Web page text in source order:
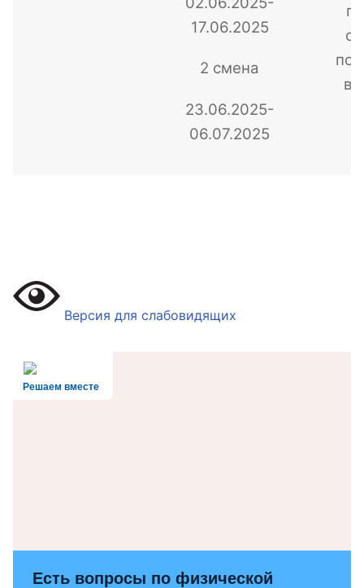
17.06.2025
2 смена
23.06.2025-
06.07.2025
Версия для слабовидящих
Решаем вместе
Есть вопросы по физической